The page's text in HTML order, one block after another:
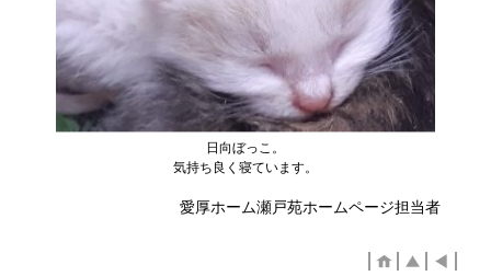
日向ぼっこ。
気持ち良く寝ています。
愛厚ホーム瀬戸苑ホームページ担当者